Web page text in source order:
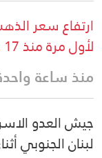
لأول مرة منذ 17 حزيران/يونيو
منذ ساعة
جيش العدو
لبنان الجنوبي